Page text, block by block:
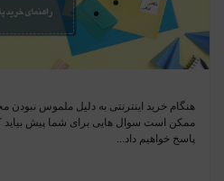
هنگام خرید اینترنتی به دلیل ملموس نبودن
ممکن است سوال هایی برای شما پیش بیاید
پاسخ خواهیم داد...